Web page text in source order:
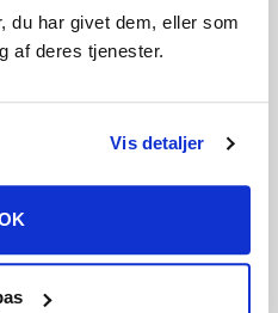
du har givet dem, eller som
af deres tjenester.
Vis detaljer
104 SEK